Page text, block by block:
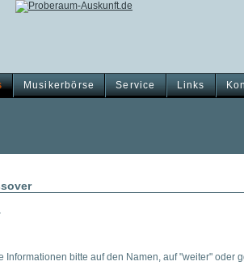
Musikerbörse Service Links
Informationen bitte auf den Namen, auf "weiter" oder